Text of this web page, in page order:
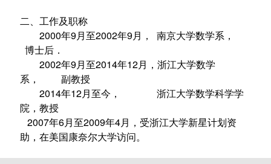
二、工作及职称
2000年9月至2002年9月， 南京大学数学系，
博士后．
2002年9月至2014年12月，浙江大学数学
系， 副教授
2014年12月至今， 浙江大学数学科学学
院，教授
2007年6月至2009年4月，受浙江大学新星计划资
助，在美国康奈尔大学访问。